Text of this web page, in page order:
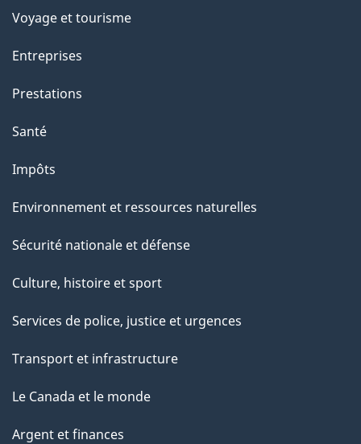
Voyage et tourisme
Entreprises
Prestations
Santé
Impôts
Environnement et ressources naturelles
Sécurité nationale et défense
Culture, histoire et sport
Services de police, justice et urgences
Transport et infrastructure
Le Canada et le monde
Argent et finances